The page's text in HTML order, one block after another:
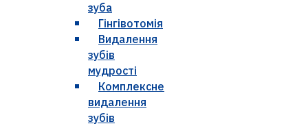
зуба
Гінгівотомія
Видалення
зубів
мудрості
Комплексне
видалення
зубів